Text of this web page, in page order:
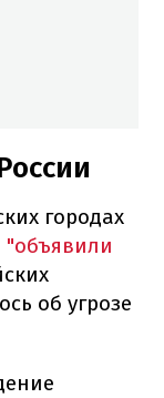
городах
"объявили
об угрозе